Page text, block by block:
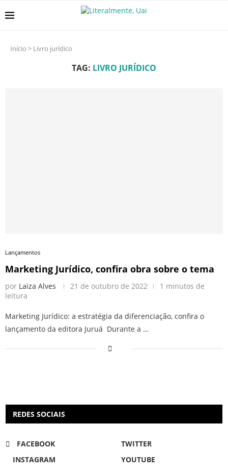
Início > Livro jurídico
TAG: LIVRO JURÍDICO
Lançamentos
Marketing Jurídico, confira obra sobre o tema
por Laiza Alves 21 de outubro de 2022
1 minutos de
leitura
Marketing Jurídico: a estratégia da diferenciação, confira o
lançamento da editora Juruá Durante a …
REDES SOCIAIS
FACEBOOK
TWITTER
INSTAGRAM
YOUTUBE